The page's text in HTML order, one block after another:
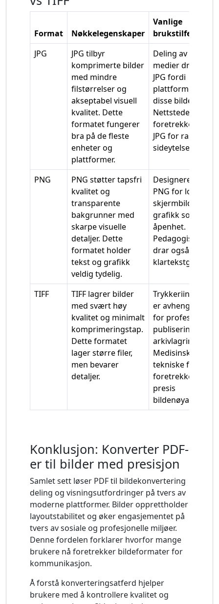
Format Nøkkelegenskaper
Vanlige
brukstilfeller
JPG
JPG tilbyr
komprimerte bilder
med mindre
filstørrelser og
akseptabel visuell
kvalitet. Dette
formatet fungerer
bra på de fleste
enheter og
plattformer.
Deling av sosiale
medier drar
JPG fordi
plattformer laster
disse bildene
Nettsteder
foretrekker også
JPG for raskere
sideytelse.
PNG
PNG støtter tapsfri
kvalitet og
transparente
bakgrunner med
skarpe visuelle
detaljer. Dette
formatet holder
tekst og grafikk
veldig tydelig.
Designere bruker
PNG for logoer,
skjermbilder og
grafikk som
åpenhet.
Pedagogisk
drar også nytte
TIFF
TIFF lagrer bilder
med svært høy
kvalitet og minimalt
komprimeringstap.
Dette formatet
lager større filer,
men bevarer
detaljer.
er avhengig av
for profesjonell
publisering og
arkivlagring.
Medisinske og
tekniske felt
foretrekker også
presis
bildenøyaktighet.
Konklusjon: Konverter PDF-
er til bilder med presisjon
Samlet sett løser PDF til bildekonvertering
deling og visningsutfordringer på tvers av
moderne plattformer. Bilder opprettholder
layoutstabilitet og øker engasjementet på
tvers av sosiale og profesjonelle miljøer.
Denne fordelen forklarer hvorfor mange
brukere nå foretrekker bildeformater for
kommunikasjon.
Å forstå konverteringsatferd hjelper
brukere med å kontrollere kvalitet og